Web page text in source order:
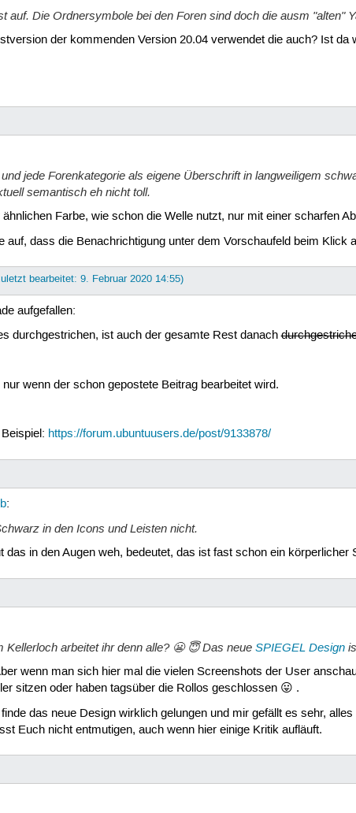
auf. Die Ordnersymbole bei den Foren sind doch die ausm
der kommenden Version 20.04 verwendet die auch? Ist da
jede Forenkategorie als eigene Überschrift in langweiligem
semantisch eh nicht toll.
Farbe, wie schon die Welle nutzt, nur mit einer scharfen
auf, dass die Benachrichtigung unter dem Vorschaufeld beim
bearbeitet: 9. Februar 2020 14:55)
aufgefallen:
durchgestrichen, ist auch der gesamte Rest danach
wenn der schon gepostete Beitrag bearbeitet wird.
https://forum.ubuntuusers.de/post/9133878/
:
in den Icons und Leisten nicht.
das in den Augen weh, bedeutet, das ist fast schon ein körperlicher
Kellerloch arbeitet ihr denn alle? 😬 😇 Das neue SPIEGEL Design
wenn man sich hier mal die vielen Screenshots der User
sitzen oder haben tagsüber die Rollos geschlossen 😛 .
das neue Design wirklich gelungen und mir gefällt es sehr,
Euch nicht entmutigen, auch wenn hier einige Kritik aufläuft.